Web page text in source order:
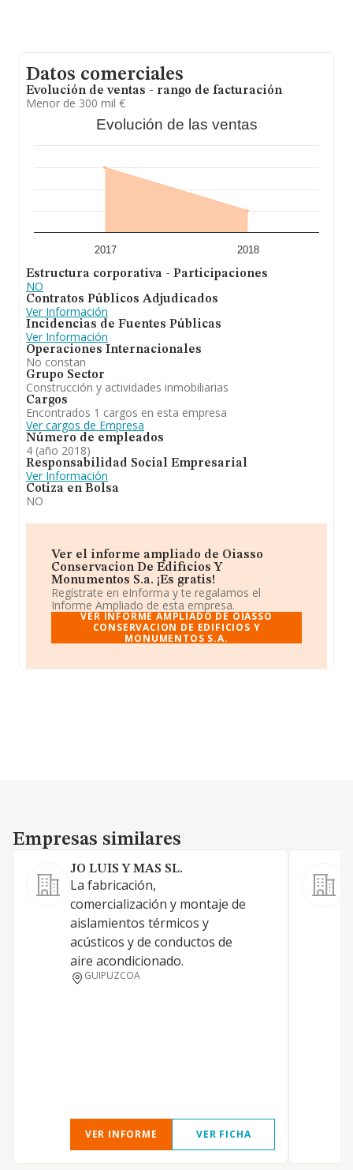
Datos comerciales
Evolución de ventas - rango de facturación
Menor de 300 mil €
Evolución de las ventas
2017 2018
Estructura corporativa - Participaciones
NO
Contratos Públicos Adjudicados
Ver Información
Incidencias de Fuentes Públicas
Ver Información
Operaciones Internacionales
No constan
Grupo Sector
Construcción y actividades inmobiliarias
Cargos
Encontrados 1 cargos en esta empresa
Ver cargos de Empresa
Número de empleados
4 (año 2018)
Responsabilidad Social Empresarial
Ver Información
Cotiza en Bolsa
NO
Ver el informe ampliado de Oiasso
Conservacion De Edificios Y
Monumentos S.a. ¡Es gratis!
Regístrate en eInforma y te regalamos el
Informe Ampliado de esta empresa.
VER INFORME AMPLIADO DE OIASSO
CONSERVACION DE EDIFICIOS Y
MONUMENTOS S.A.
Empresas similares
Empresas similares
JO LUIS Y MAS SL.
La fabricación,
comercialización y montaje de
aislamientos térmicos y
acústicos y de conductos de
aire acondicionado.
GUIPUZCOA
VER INFORME VER FICHA